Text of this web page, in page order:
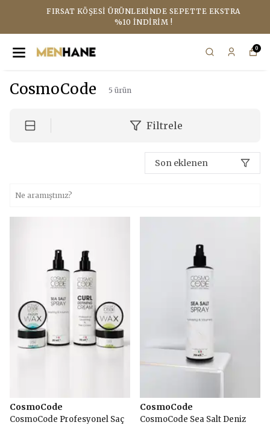
FIRSAT KÖŞESI ÜRÜNLERINDE SEPETTE EKSTRA
%10 İNDIRIM !
0
CosmoCode 5 ürün
Filtrele
Son eklenen
CosmoCode
CosmoCode Profesyonel Saç
CosmoCode
CosmoCode Sea Salt Deniz